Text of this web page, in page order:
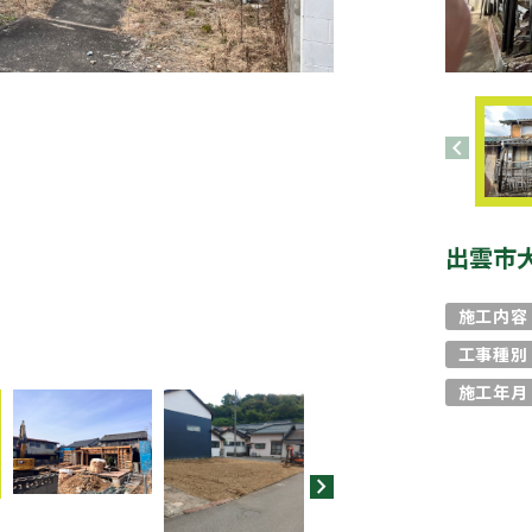
chevron_right
chevron_left
出雲市
施工内容
工事種別
施工年月